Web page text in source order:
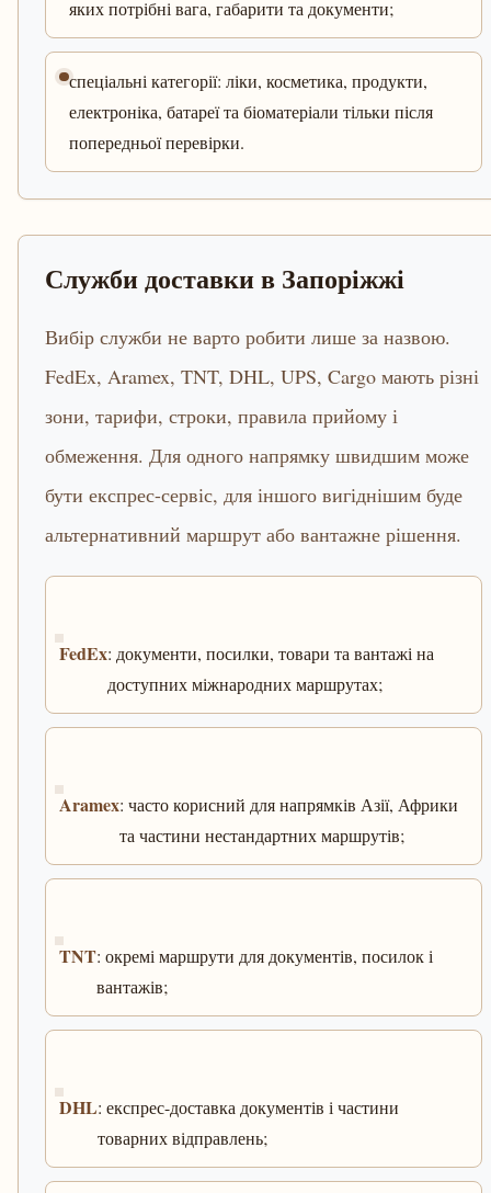
яких потрібні вага, габарити та документи;
спеціальні категорії: ліки, косметика, продукти,
електроніка, батареї та біоматеріали тільки після
попередньої перевірки.
Служби доставки в Запоріжжі
Вибір служби не варто робити лише за назвою.
FedEx, Aramex, TNT, DHL, UPS, Cargo мають різні
зони, тарифи, строки, правила прийому і
обмеження. Для одного напрямку швидшим може
бути експрес-сервіс, для іншого вигіднішим буде
альтернативний маршрут або вантажне рішення.
FedEx: документи, посилки, товари та вантажі на
доступних міжнародних маршрутах;
Aramex: часто корисний для напрямків Азії, Африки
та частини нестандартних маршрутів;
TNT: окремі маршрути для документів, посилок і
вантажів;
DHL: експрес-доставка документів і частини
товарних відправлень;